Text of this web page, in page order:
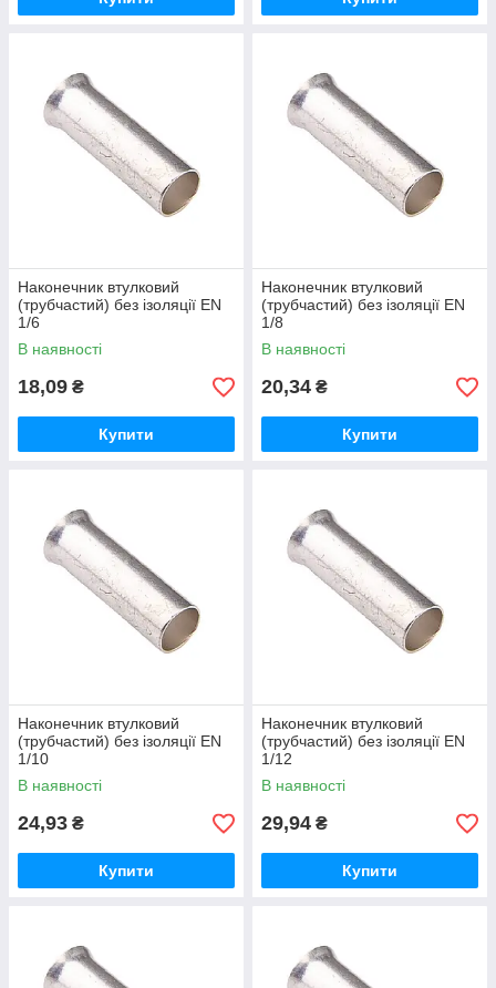
Наконечник втулковий
(трубчастий) без ізоляції EN
1/6
В наявності
18,09 ₴
Купити
Наконечник втулковий
(трубчастий) без ізоляції EN
1/8
В наявності
20,34 ₴
Купити
Наконечник втулковий
(трубчастий) без ізоляції EN
1/10
В наявності
24,93 ₴
Купити
Наконечник втулковий
(трубчастий) без ізоляції EN
1/12
В наявності
29,94 ₴
Купити